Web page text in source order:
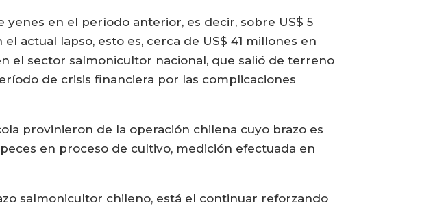
en el período anterior, es decir, sobre US$ 5
actual lapso, esto es, cerca de US$ 41 millones en
el sector salmonicultor nacional, que salió de terreno
de crisis financiera por las complicaciones
provinieron de la operación chilena cuyo brazo es
en proceso de cultivo, medición efectuada en
salmonicultor chileno, está el continuar reforzando